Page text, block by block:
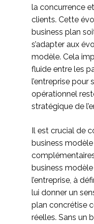
la concurrence
clients. Cette
business plan
s’adapter aux
modèle. Cela
fluide entre les
l’entreprise pour
opérationnel
stratégique de
Il est crucial de
business
business
l’entreprise, à
lui donner un
plan concrétise
réelles. Sans un